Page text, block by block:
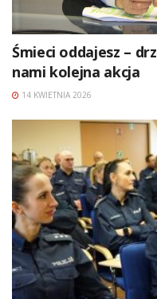
Śmieci oddajesz –
nami kolejna akcja
14 KWIETNIA 2026